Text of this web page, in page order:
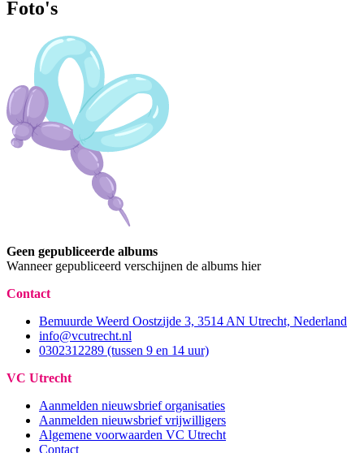
Foto's
Geen gepubliceerde albums
Wanneer gepubliceerd verschijnen de albums hier
Contact
Bemuurde Weerd Oostzijde 3, 3514 AN Utrecht, Nederland
info@vcutrecht.nl
0302312289 (tussen 9 en 14 uur)
VC Utrecht
Aanmelden nieuwsbrief organisaties
Aanmelden nieuwsbrief vrijwilligers
Algemene voorwaarden VC Utrecht
Contact